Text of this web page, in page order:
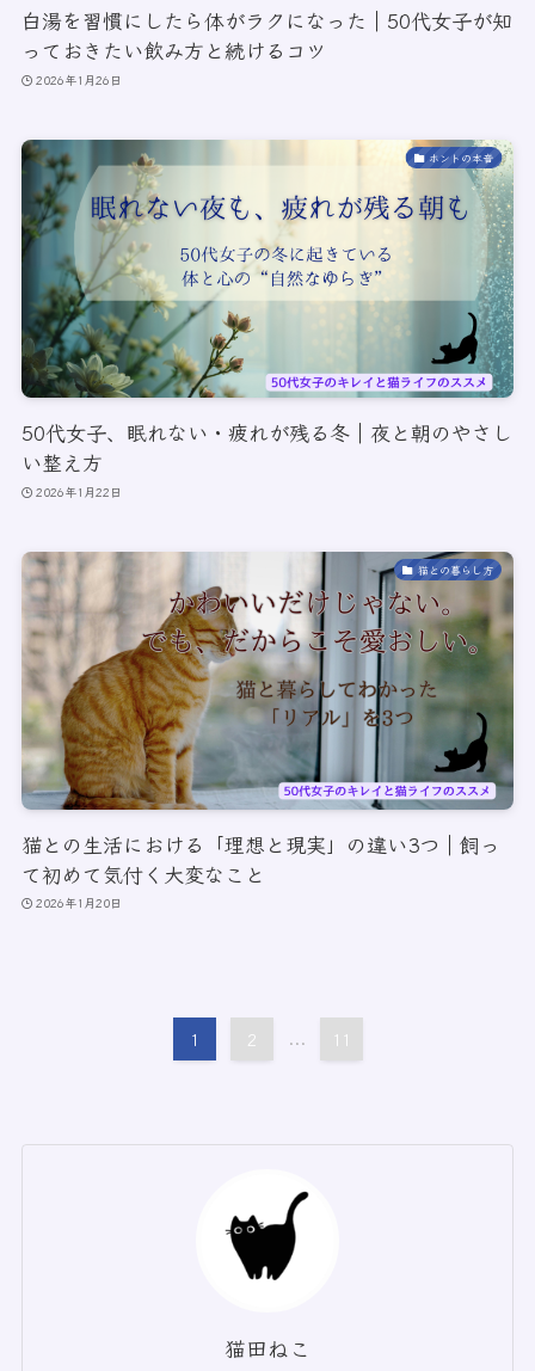
白湯を習慣にしたら体がラクになった｜50代女子が知
っておきたい飲み方と続けるコツ
2026年1月26日
ホントの本音
50代女子、眠れない・疲れが残る冬｜夜と朝のやさし
い整え方
2026年1月22日
猫との暮らし方
猫との生活における「理想と現実」の違い3つ｜飼っ
て初めて気付く大変なこと
2026年1月20日
1 2 ... 11
猫田ねこ